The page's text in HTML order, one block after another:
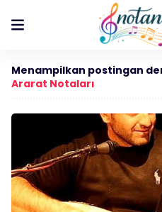
Menampilkan postingan
Ararat Notaları